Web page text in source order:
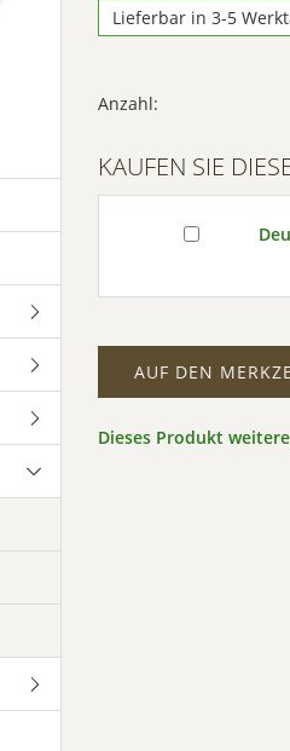
Lieferbar in 3-5
Anzahl:
KAUFEN SIE
AUF DEN
Dieses Produkt